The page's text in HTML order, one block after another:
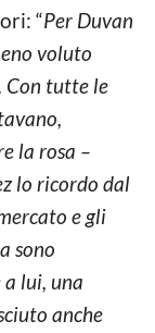
“Per Duvan
voluto
Con tutte le
la rosa –
lo ricordo dal
e gli
sono
a lui, una
anche